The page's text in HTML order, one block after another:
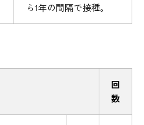
ら1年の間隔で接種。
回
数